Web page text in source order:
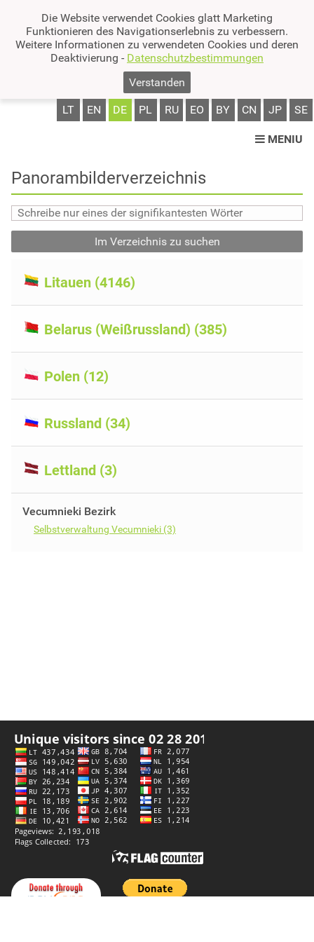
Die Website verwendet Cookies glatt Marketing
Funktionieren des Navigationserlebnis zu verbessern.
Weitere Informationen zu verwendeten Cookies und deren
Deaktivierung - Datenschutzbestimmungen
Verstanden
LT EN DE PL RU EO BY CN JP SE
MENIU
Panorambilderverzeichnis
Im Verzeichnis zu suchen
Litauen (4146)
Belarus (Weißrussland) (385)
Polen (12)
Russland (34)
Lettland (3)
Vecumnieki Bezirk
Selbstverwaltung Vecumnieki (3)